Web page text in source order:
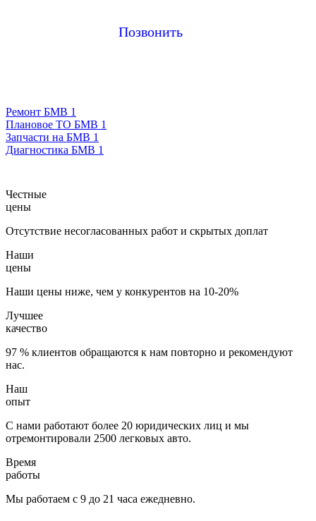
Позвонить
Ремонт БМВ 1
Плановое ТО БМВ 1
Запчасти на БМВ 1
Диагностика БМВ 1
Честные
цены
Отсутствие несогласованных работ и скрытых доплат
Наши
цены
Наши цены ниже, чем у конкурентов на 10-20%
Лучшее
качество
97 % клиентов обращаются к нам повторно и рекомендуют
нас.
Наш
опыт
С нами работают более 20 юридических лиц и мы
отремонтировали 2500 легковых авто.
Время
работы
Мы работаем с 9 до 21 часа ежедневно.